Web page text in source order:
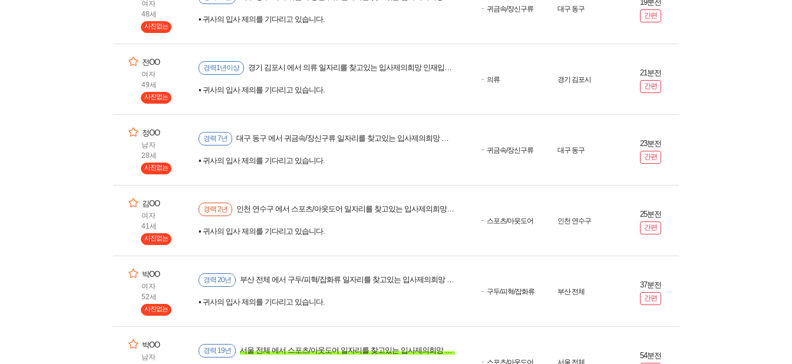
여자
48세
사진없는
• 귀사의 입사 제의를 기다리고 있습니다.
귀금속/장신구류 대구 동구
19분전
간편
전OO
여자
49세
사진없는
경력1년이상 경기 김포시 에서 의류 일자리를 찾고있는 입사제의희망 인재입니다.
• 귀사의 입사 제의를 기다리고 있습니다.
의류 경기 김포시
21분전
간편
정OO
남자
28세
사진없는
경력 7년 대구 동구 에서 귀금속/장신구류 일자리를 찾고있는 입사제의희망 인재입니다.
• 귀사의 입사 제의를 기다리고 있습니다.
귀금속/장신구류 대구 동구
23분전
간편
김OO
여자
41세
사진없는
경력 2년 인천 연수구 에서 스포츠/아웃도어 일자리를 찾고있는 입사제의희망 인재입니다.
• 귀사의 입사 제의를 기다리고 있습니다.
스포츠/아웃도어 인천 연수구
25분전
간편
박OO
여자
52세
사진없는
경력 20년 부산 전체 에서 구두/피혁/잡화류 일자리를 찾고있는 입사제의희망 인재입니다.
• 귀사의 입사 제의를 기다리고 있습니다.
구두/피혁/잡화류 부산 전체
37분전
간편
박OO
남자
경력 19년 서울 전체 에서 스포츠/아웃도어 일자리를 찾고있는 입사제의희망 인재입니다.
스포츠/아웃도어 서울 전체
54분전